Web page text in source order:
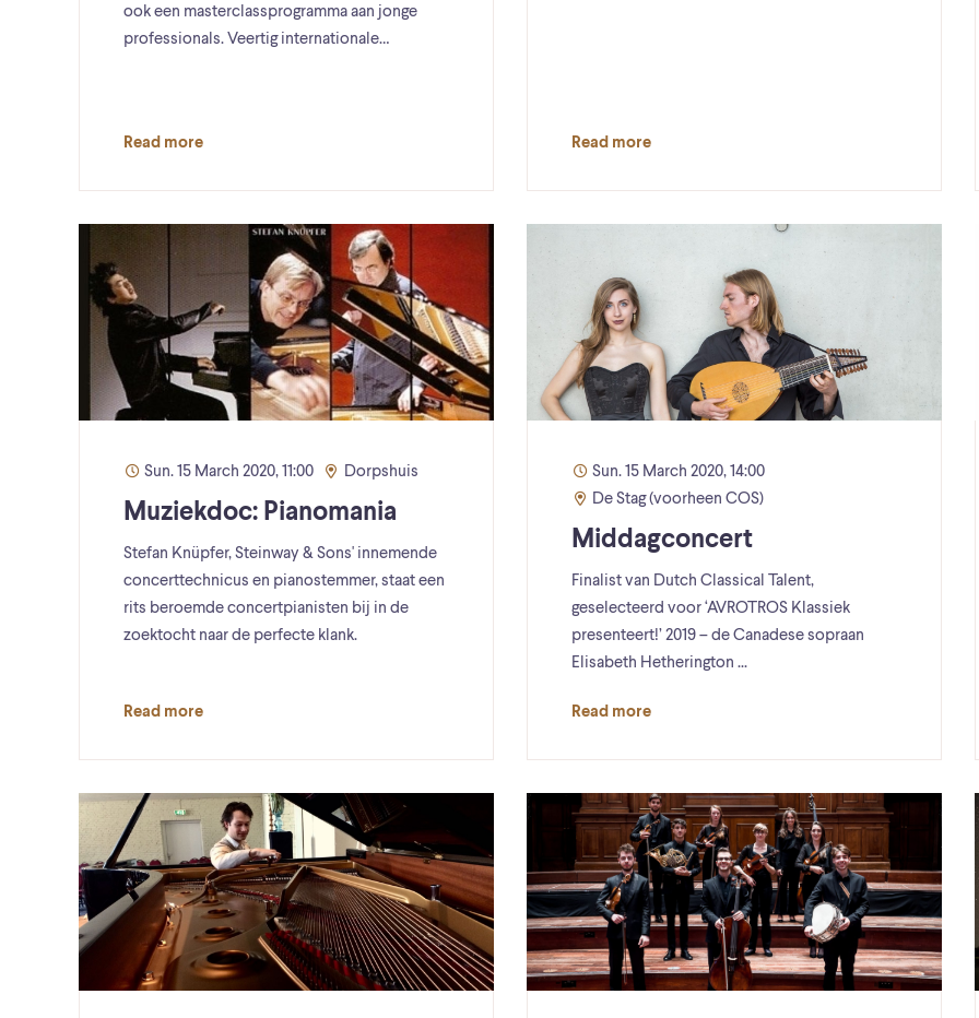
ook een masterclassprogramma aan jonge
professionals. Veertig internationale…
Read more Read more
Sun. 15 March 2020, 11:00 Dorpshuis
Muziekdoc: Pianomania
Stefan Knüpfer, Steinway & Sons' innemende
concerttechnicus en pianostemmer, staat een
rits beroemde concertpianisten bij in de
zoektocht naar de perfecte klank.
Read more
Sun. 15 March 2020, 14:00
De Stag (voorheen COS)
Middagconcert
Finalist van Dutch Classical Talent,
geselecteerd voor ‘AVROTROS Klassiek
presenteert!’ 2019 – de Canadese sopraan
Elisabeth Hetherington ...
Read more